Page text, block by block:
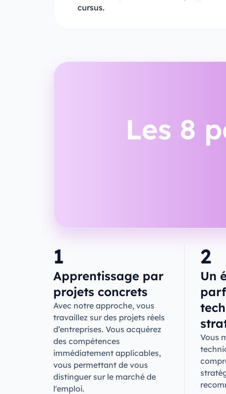
cursus.
Les 8
1
Apprentissage par
projets concrets
Avec notre approche, vous
travaillez sur des projets réels
d’entreprises. Vous acquérez
des compétences
immédiatement applicables,
vous permettant de vous
distinguer sur le marché de
l'emploi.
2
Un
Vous